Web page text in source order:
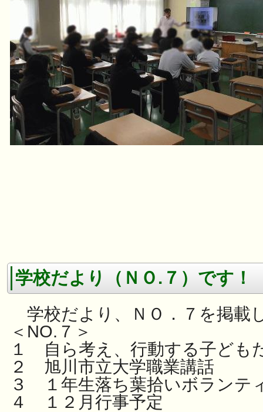
学校だより（ＮＯ.７）です！
学校だより、ＮＯ．７を掲載
＜NO.７＞
１ 自ら考え、行動する子ども
２ 旭川市立大学職業講話
３ １年生落ち葉拾いボランテ
４ １２月行事予定